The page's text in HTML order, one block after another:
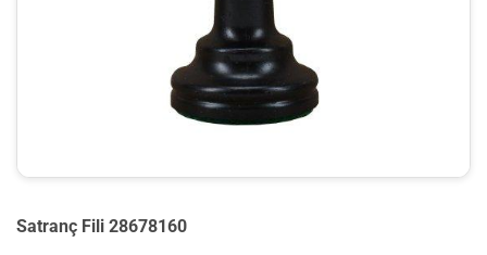
Satranç Fili 28678160